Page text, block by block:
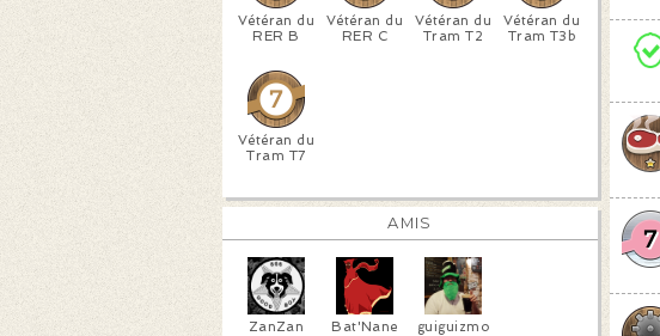
Vétéran du
RER B
Vétéran du
RER C
Vétéran du
Tram T2
Vétéran du
Tram T3b
Vétéran du
Tram T7
AMIS
ZanZan Bat'Nane guiguizmo